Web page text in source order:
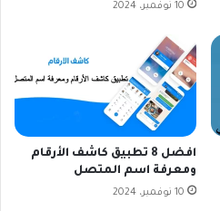
10 نوفمبر، 2024
افضل 8 تطبيق كاشف الأرقام
ومعرفة اسم المتصل
10 نوفمبر، 2024